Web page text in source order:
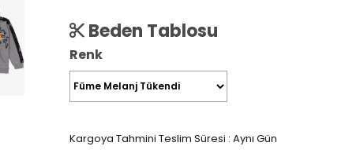
Beden Tablosu
Renk
Kargoya Tahmini Teslim Süresi : Aynı Gün